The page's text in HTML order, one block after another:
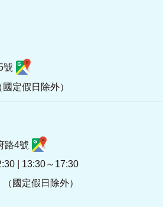
號
定假日除外）
路4號
| 13:30～17:30
國定假日除外）